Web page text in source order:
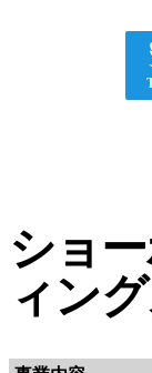
ショ
ィン